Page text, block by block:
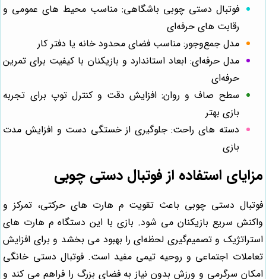
فوتبال دستی چوبی باشگاهی: مناسب محیط‌ های عمومی و
رقابت‌ های حرفه‌ای
مدل جمع‌وجور: مناسب فضای محدود خانه یا دفتر کار
مدل حرفه‌ای: ابعاد استاندارد و بازیکنان با کیفیت برای تمرین
حرفه‌ای
سطح صاف و روان: افزایش دقت و کنترل توپ برای تجربه
بازی بهتر
دسته‌ های راحت: جلوگیری از خستگی دست و افزایش مدت
بازی
مزایای استفاده از فوتبال دستی چوبی
فوتبال دستی چوبی باعث تقویت م هارت‌ های حرکتی، تمرکز و
واکنش سریع بازیکنان می شود. بازی با این دستگاه م هارت‌ های
استراتژیک و تصمیم‌گیری لحظه‌ای را بهبود می بخشد و برای افزایش
تعاملات اجتماعی و روحیه تیمی مفید است. فوتبال دستی خانگی
امکان سرگرمی و ورزش بدون نیاز به فضای بزرگ را فراهم می کند و